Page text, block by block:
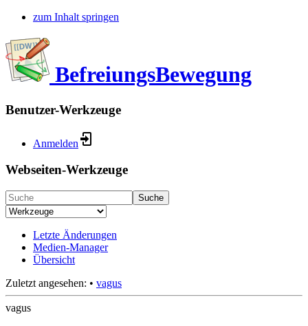
zum Inhalt springen
BefreiungsBewegung
Benutzer-Werkzeuge
Anmelden
Webseiten-Werkzeuge
Suche
Letzte Änderungen
Medien-Manager
Übersicht
Zuletzt angesehen: • vagus
vagus